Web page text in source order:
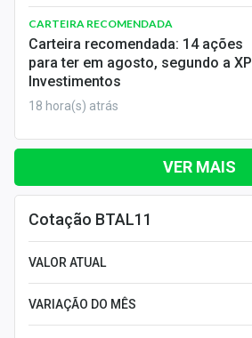
CARTEIRA RECOMENDADA
Carteira recomendada: 14 ações
para ter em agosto, segundo a XP
Investimentos
18 hora(s) atrás
VER MAIS
Cotação BTAL11
VALOR ATUAL
VARIAÇÃO DO MÊS